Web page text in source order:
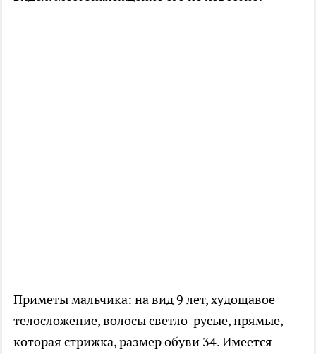
Приметы мальчика: на вид 9 лет, худощавое
телосложение, волосы светло-русые, прямые,
которая стрижка, размер обуви 34. Имеется